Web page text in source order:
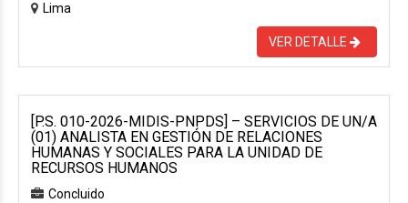
Lima
VER DETALLE
[P.S. 010-2026-MIDIS-PNPDS] – SERVICIOS DE UN/A
(01) ANALISTA EN GESTIÓN DE RELACIONES
HUMANAS Y SOCIALES PARA LA UNIDAD DE
RECURSOS HUMANOS
Concluido